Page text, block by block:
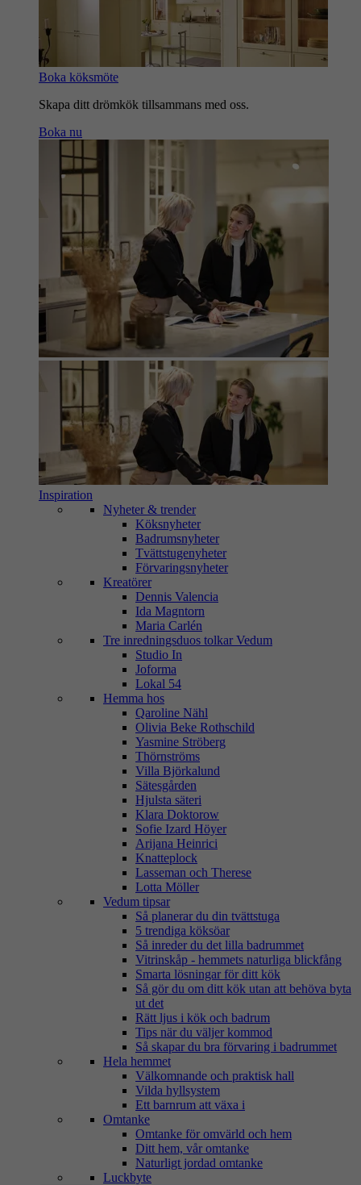
Boka köksmöte
Skapa ditt drömkök tillsammans med oss.
Boka nu
Inspiration
Nyheter & trender
Köksnyheter
Badrumsnyheter
Tvättstugenyheter
Förvaringsnyheter
Kreatörer
Dennis Valencia
Ida Magntorn
Maria Carlén
Tre inredningsduos tolkar Vedum
Studio In
Joforma
Lokal 54
Hemma hos
Qaroline Nähl
Olivia Beke Rothschild
Yasmine Ströberg
Thörnströms
Villa Björkalund
Sätesgården
Hjulsta säteri
Klara Doktorow
Sofie Izard Höyer
Arijana Heinrici
Knatteplock
Lasseman och Therese
Lotta Möller
Vedum tipsar
Så planerar du din tvättstuga
5 trendiga köksöar
Så inreder du det lilla badrummet
Vitrinskåp - hemmets naturliga blickfång
Smarta lösningar för ditt kök
Så gör du om ditt kök utan att behöva byta
ut det
Rätt ljus i kök och badrum
Tips när du väljer kommod
Så skapar du bra förvaring i badrummet
Hela hemmet
Välkomnande och praktisk hall
Vilda hyllsystem
Ett barnrum att växa i
Omtanke
Omtanke för omvärld och hem
Ditt hem, vår omtanke
Naturligt jordad omtanke
Luckbyte